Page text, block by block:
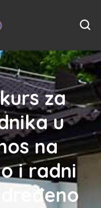
za
u
na
i radni